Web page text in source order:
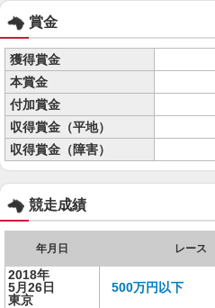
賞金
獲得賞金
本賞金
付加賞金
収得賞金（平地）
収得賞金（障害）
競走成績
年月日 レース
2018年
5月26日
東京
500万円以下